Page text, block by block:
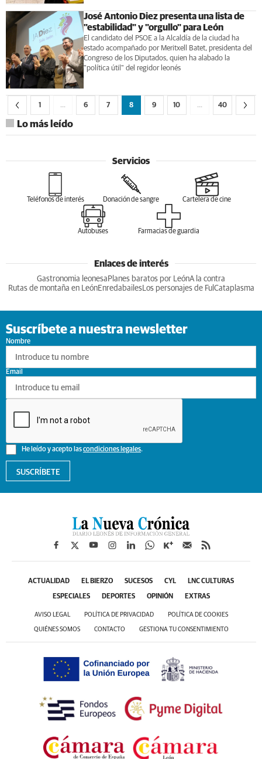
José Antonio Diez presenta una lista de
"estabilidad" y "orgullo" para León
El candidato del PSOE a la Alcaldía de la ciudad ha
estado acompañado por Meritxell Batet, presidenta del
Congreso de los Diputados, quien ha alabado la
"política útil" del regidor leonés
1 … 6 7 8 9 10 … 40
Lo más leído
Servicios
Teléfonos de interés Donación de sangre Cartelera de cine
Autobuses Farmacias de guardia
Enlaces de interés
Gastronomia leonesa Planes baratos por LeónA la contra
Rutas de montaña en LeónEnredabailesLos personajes de Ful Cataplasma
Suscríbete a nuestra newsletter
Nombre
He leído y acepto lascondiciones legales.
Email
SUSCRÍBETE
ACTUALIDAD EL BIERZO SUCESOS CYL LNC CULTURAS
ESPECIALES DEPORTES OPINIÓN EXTRAS
AVISO LEGAL POLÍTICA DE PRIVACIDAD POLÍTICA DE COOKIES
QUIÉNES SOMOS CONTACTO GESTIONA TU CONSENTIMIENTO